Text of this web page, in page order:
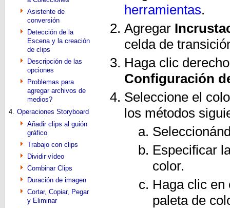
Asistente de
conversión
Detección de la
Escena y la creación
de clips
Descripción de las
opciones
Problemas para
agregar archivos de
medios?
4. Operaciones Storyboard
Añadir clips al guión
gráfico
Trabajo con clips
Dividir vídeo
Combinar Clips
Duración de imagen
Cortar, Copiar, Pegar
y Eliminar
herramientas.
Agregar
celda de
Haga clic
Configuración
Seleccione el
los métodos
Especificar
color.
Haga clic
paleta de